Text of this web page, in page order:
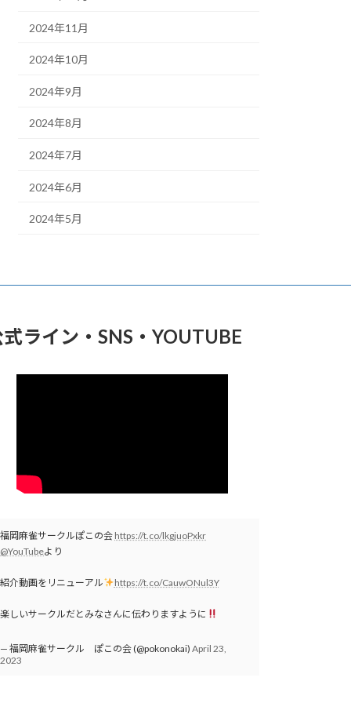
2024年11月
2024年10月
2024年9月
2024年8月
2024年7月
2024年6月
2024年5月
ライン・SNS・YOUTUBE
福岡麻雀サークルぽこの会 https://t.co/lkgjuoPxkr
@YouTubeより
紹介動画をリニューアル https://t.co/CauwONul3Y
楽しいサークルだとみなさんに伝わりますように
— 福岡麻雀サークル ぽこの会 (@pokonokai) April 23,
2023